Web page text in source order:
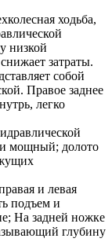
ходьба,
низкой
затраты.
собой
Правое заднее
легко
и мощный; долото
и левая
подъем и
На задней ножке
глубину